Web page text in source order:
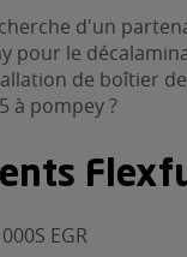
avec
d'un
pour le
de boîtier
à pompey ?
EGR